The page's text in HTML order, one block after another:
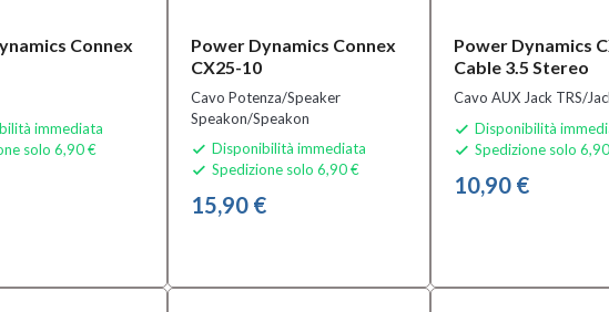
Connex
immediata
solo 6,90 €
Power Dynamics Connex
CX25-10
Cavo Potenza/Speaker
Speakon/Speakon
 Disponibilità immediata
 Spedizione solo 6,90 €
15,90 €
Power Dynamics
Cable 3.5 Stereo
Cavo AUX Jack TRS/
 Disponibilità
 Spedizione solo
10,90 €